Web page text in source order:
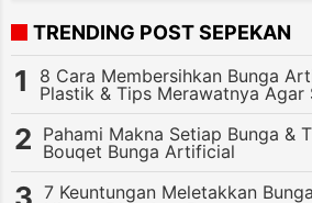
TRENDING POST SEPEKAN
8 Cara Membersihkan Bunga
Plastik & Tips Merawatnya Agar
Pahami Makna Setiap Bunga &
Bouqet Bunga Artificial
7 Keuntungan Meletakkan